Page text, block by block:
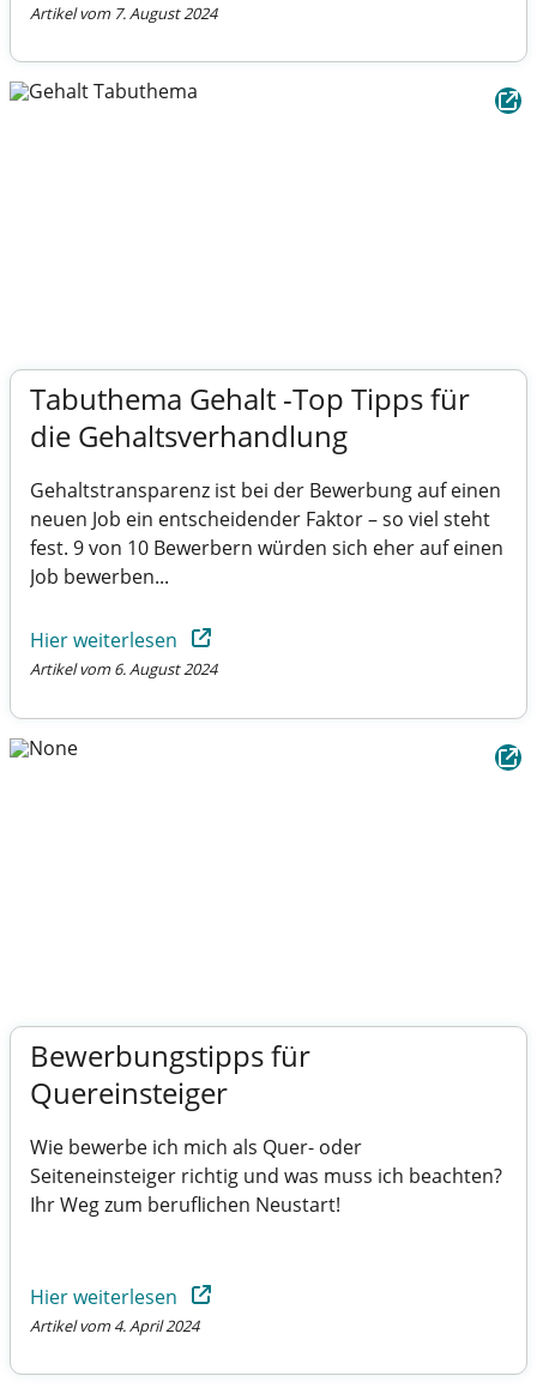
Artikel vom 7. August 2024
Tabuthema Gehalt -Top Tipps für
die Gehaltsverhandlung
Gehaltstransparenz ist bei der Bewerbung auf einen
neuen Job ein entscheidender Faktor – so viel steht
fest. 9 von 10 Bewerbern würden sich eher auf einen
Job bewerben...
Hier weiterlesen
Artikel vom 6. August 2024
Bewerbungstipps für
Quereinsteiger
Wie bewerbe ich mich als Quer- oder
Seiteneinsteiger richtig und was muss ich beachten?
Ihr Weg zum beruflichen Neustart!
Hier weiterlesen
Artikel vom 4. April 2024